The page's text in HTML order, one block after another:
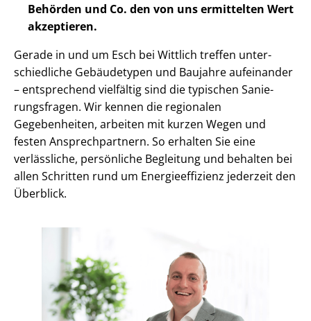
Behörden und Co. den von uns ermittelten Wert
akzeptieren.
Gerade in und um Esch bei Wittlich treffen un­ter­
schied­li­che Gebäudetypen und Baujahre aufeinander
– entsprechend vielfältig sind die typischen Sa­nie­
rungs­fra­gen. Wir kennen die regionalen
Gegebenheiten, arbeiten mit kurzen Wegen und
festen An­sprech­part­nern. So erhalten Sie eine
verlässliche, persönliche Begleitung und behalten bei
allen Schritten rund um En­er­gie­ef­fi­zi­enz jederzeit den
Überblick.